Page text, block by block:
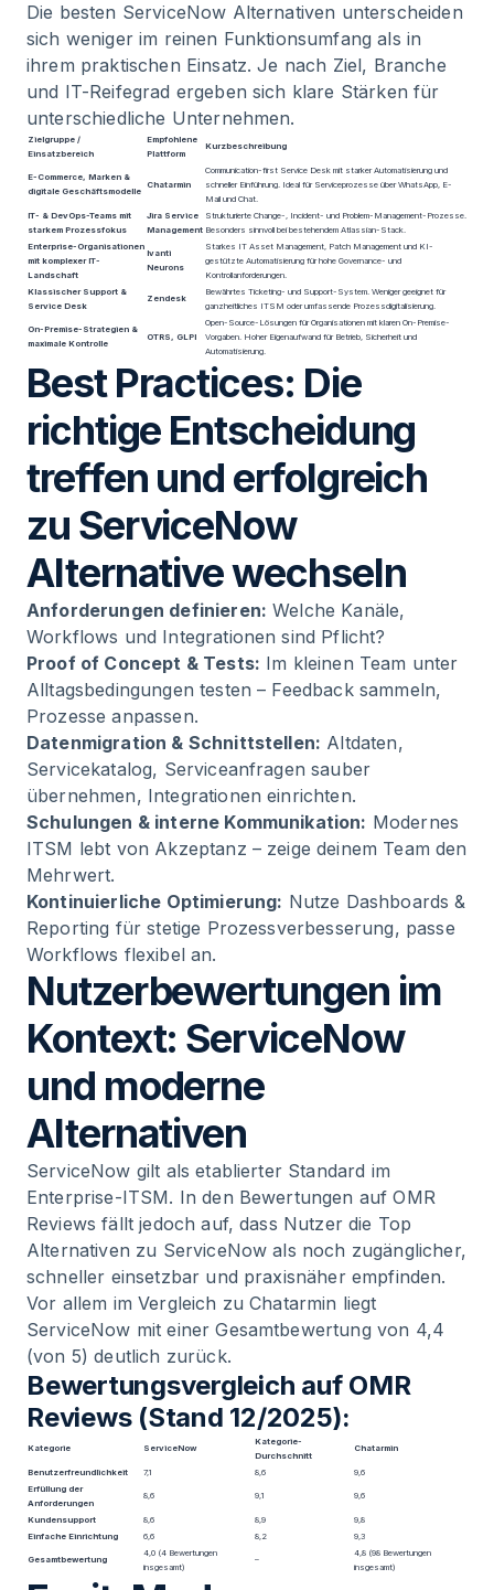
Die besten ServiceNow Alternativen unterscheiden
sich weniger im reinen Funktionsumfang als in
ihrem praktischen Einsatz. Je nach Ziel, Branche
und IT-Reifegrad ergeben sich klare Stärken für
unterschiedliche Unternehmen.
Zielgruppe /
Einsatzbereich
Empfohlene
Plattform
Kurzbeschreibung
E-Commerce, Marken &
digitale Geschäftsmodelle
Chatarmin
Communication-first Service Desk mit starker Automatisierung und
schneller Einführung. Ideal für Serviceprozesse über WhatsApp, E-
Mail und Chat.
IT- & DevOps-Teams mit
starkem Prozessfokus
Jira Service
Management
Strukturierte Change-, Incident- und Problem-Management-Prozesse.
Besonders sinnvoll bei bestehendem Atlassian-Stack.
Enterprise-Organisationen
mit komplexer IT-
Landschaft
Ivanti
Neurons
Starkes IT Asset Management, Patch Management und KI-
gestützte Automatisierung für hohe Governance- und
Kontrollanforderungen.
Klassischer Support &
Service Desk
Zendesk
Bewährtes Ticketing- und Support-System. Weniger geeignet für
ganzheitliches ITSM oder umfassende Prozessdigitalisierung.
On-Premise-Strategien &
maximale Kontrolle
OTRS, GLPI
Open-Source-Lösungen für Organisationen mit klaren On-Premise-
Vorgaben. Hoher Eigenaufwand für Betrieb, Sicherheit und
Automatisierung.
Best Practices: Die
richtige Entscheidung
treffen und erfolgreich
zu ServiceNow
Alternative wechseln
Anforderungen definieren: Welche Kanäle,
Workflows und Integrationen sind Pflicht?
Proof of Concept & Tests: Im kleinen Team unter
Alltagsbedingungen testen – Feedback sammeln,
Prozesse anpassen.
Datenmigration & Schnittstellen: Altdaten,
Servicekatalog, Serviceanfragen sauber
übernehmen, Integrationen einrichten.
Schulungen & interne Kommunikation: Modernes
ITSM lebt von Akzeptanz – zeige deinem Team den
Mehrwert.
Kontinuierliche Optimierung: Nutze Dashboards &
Reporting für stetige Prozessverbesserung, passe
Workflows flexibel an.
Nutzerbewertungen im
Kontext: ServiceNow
und moderne
Alternativen
ServiceNow gilt als etablierter Standard im
Enterprise-ITSM. In den Bewertungen auf OMR
Reviews fällt jedoch auf, dass Nutzer die Top
Alternativen zu ServiceNow als noch zugänglicher,
schneller einsetzbar und praxisnäher empfinden.
Vor allem im Vergleich zu Chatarmin liegt
ServiceNow mit einer Gesamtbewertung von 4,4
(von 5) deutlich zurück.
Bewertungsvergleich auf OMR
Reviews (Stand 12/2025):
Kategorie ServiceNow
Kategorie-
Durchschnitt
Chatarmin
Benutzerfreundlichkeit 7,1 8,6
9,6
Erfüllung der
Anforderungen
8,6 9,1 9,6
Kundensupport 8,6 8,9
9,8
Einfache Einrichtung
6,6 8,2 9,3
Gesamtbewertung
4,0 (4 Bewertungen
insgesamt)
–
4,8 (98 Bewertungen
insgesamt)